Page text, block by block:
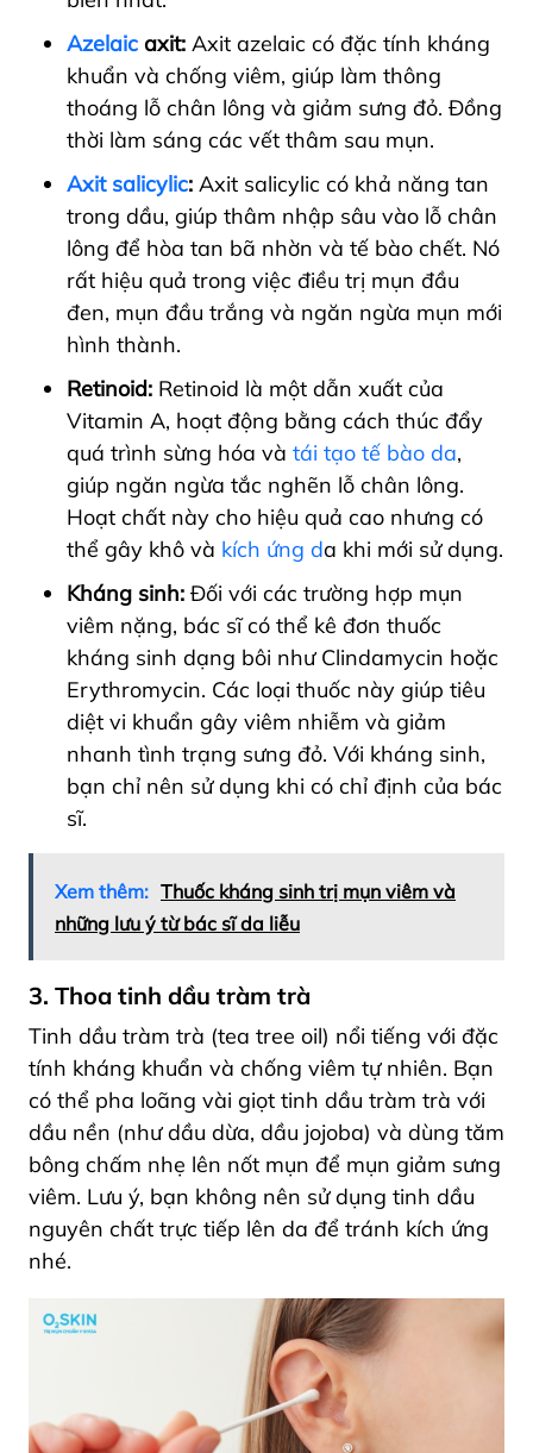
Azelaic axit: Axit azelaic có đặc tính kháng
khuẩn và chống viêm, giúp làm thông
thoáng lỗ chân lông và giảm sưng đỏ. Đồng
thời làm sáng các vết thâm sau mụn.
Axit salicylic: Axit salicylic có khả năng tan
trong dầu, giúp thâm nhập sâu vào lỗ chân
lông để hòa tan bã nhờn và tế bào chết. Nó
rất hiệu quả trong việc điều trị mụn đầu
đen, mụn đầu trắng và ngăn ngừa mụn mới
hình thành.
Retinoid: Retinoid là một dẫn xuất của
Vitamin A, hoạt động bằng cách thúc đẩy
quá trình sừng hóa và tái tạo tế bào da,
giúp ngăn ngừa tắc nghẽn lỗ chân lông.
Hoạt chất này cho hiệu quả cao nhưng có
thể gây khô và kích ứng da khi mới sử dụng.
Kháng sinh: Đối với các trường hợp mụn
viêm nặng, bác sĩ có thể kê đơn thuốc
kháng sinh dạng bôi như Clindamycin hoặc
Erythromycin. Các loại thuốc này giúp tiêu
diệt vi khuẩn gây viêm nhiễm và giảm
nhanh tình trạng sưng đỏ. Với kháng sinh,
bạn chỉ nên sử dụng khi có chỉ định của bác
sĩ.
Xem thêm: Thuốc kháng sinh trị mụn viêm và
những lưu ý từ bác sĩ da liễu
3. Thoa tinh dầu tràm trà
Tinh dầu tràm trà (tea tree oil) nổi tiếng với đặc
tính kháng khuẩn và chống viêm tự nhiên. Bạn
có thể pha loãng vài giọt tinh dầu tràm trà với
dầu nền (như dầu dừa, dầu jojoba) và dùng tăm
bông chấm nhẹ lên nốt mụn để mụn giảm sưng
viêm. Lưu ý, bạn không nên sử dụng tinh dầu
nguyên chất trực tiếp lên da để tránh kích ứng
nhé.